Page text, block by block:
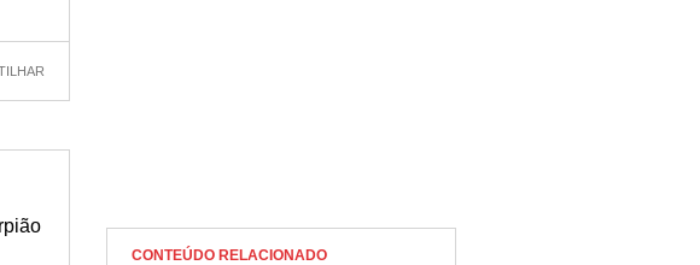
CONTEÚDO RELACIONADO